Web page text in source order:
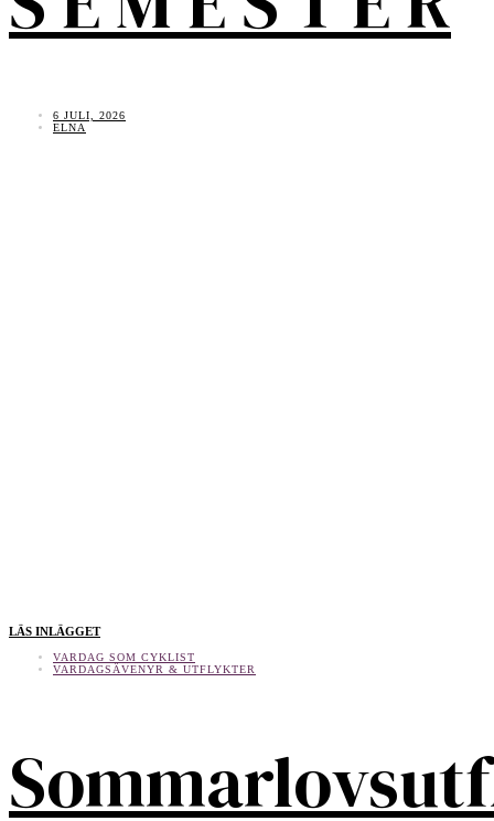
6 JULI, 2026
ELNA
LÄS INLÄGGET
VARDAG SOM CYKLIST
VARDAGSÄVENYR & UTFLYKTER